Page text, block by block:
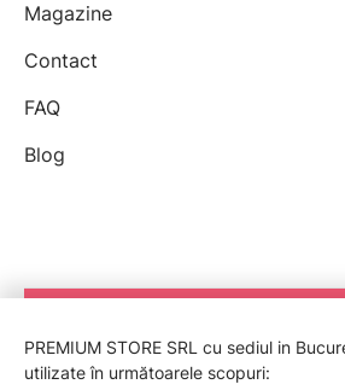
Magazine
Contact
FAQ
Blog
PREMIUM STORE SRL cu sediul in
utilizate în următoarele scopuri: